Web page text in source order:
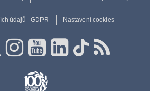
údajů - GDPR Nastavení cookies